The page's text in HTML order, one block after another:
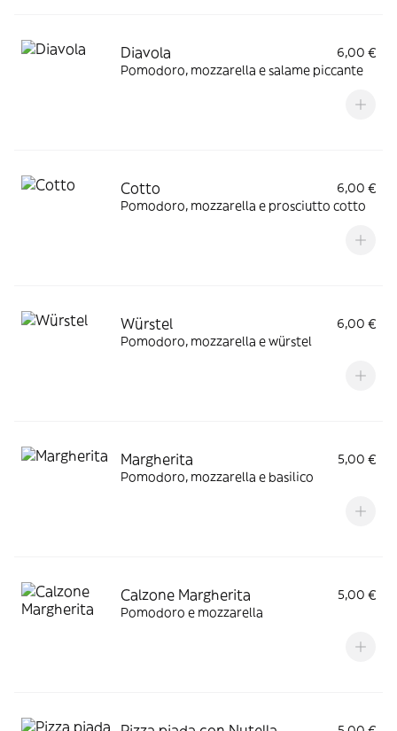
Diavola
6,00 €
Pomodoro, mozzarella e salame piccante
Cotto
6,00 €
Pomodoro, mozzarella e prosciutto cotto
Würstel
6,00 €
Pomodoro, mozzarella e würstel
Margherita
5,00 €
Pomodoro, mozzarella e basilico
Calzone Margherita
5,00 €
Pomodoro e mozzarella